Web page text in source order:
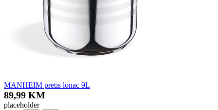
MANHEIM pretis lonac 9L
89,99 KM
placeholder